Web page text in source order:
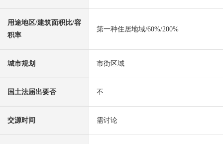
用途地区/建筑面积比/容
积率
第一种住居地域/60%/200%
城市规划 市街区域
国土法届出要否 不
交源时间 需讨论